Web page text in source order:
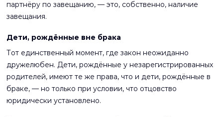
партнёру по завещанию, — это, собственно, наличие
завещания.
Дети, рождённые вне брака
Тот единственный момент, где закон неожиданно
дружелюбен. Дети, рождённые у незарегистрированных
родителей, имеют те же права, что и дети, рождённые в
браке, — но только при условии, что отцовство
юридически установлено.